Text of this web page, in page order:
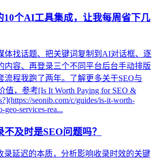
10个AI工具集成，让我每周省下几
体找话题、把关键词复制到AI对话框、逐
内容、再登录三个不同平台后台手动排版
程我跑了两年。了解更多关于SEO与
值，参考[Is It Worth Paying for SEO &
seonib.com/c/guides/is-it-worth-
geo-services-rea...
不及时是SEO问题吗？
录延迟的本质，分析影响收录时效的关键